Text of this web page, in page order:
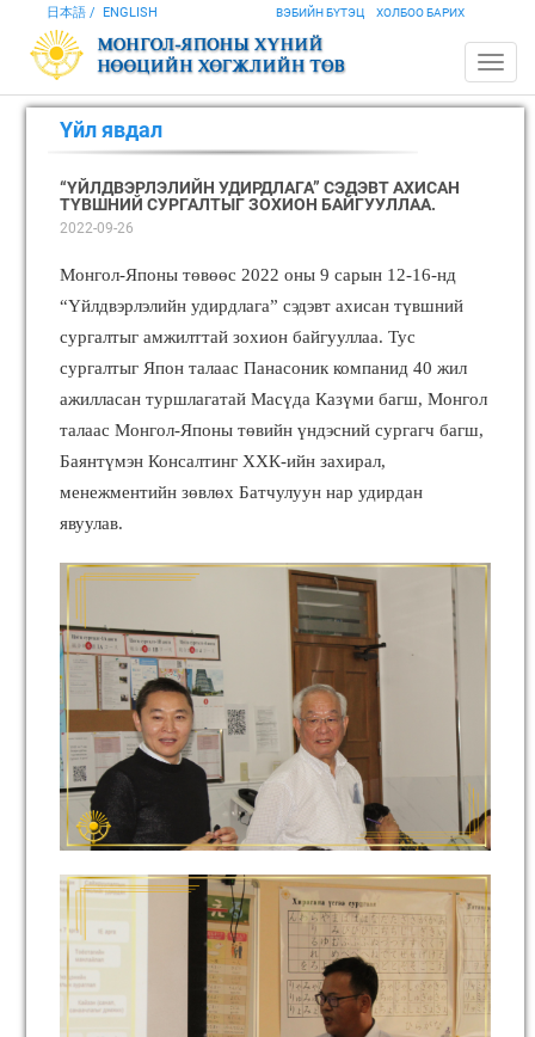
ВЭБИЙН БҮТЭЦ ХОЛБОО БАРИХ
日本語 ENGLISH
Үйл явдал
“ҮЙЛДВЭРЛЭЛИЙН УДИРДЛАГА” СЭДЭВТ АХИСАН
ТҮВШНИЙ СУРГАЛТЫГ ЗОХИОН БАЙГУУЛЛАА.
2022-09-26
Монгол-Японы төвөөс 2022 оны 9 сарын 12-16-нд
“Үйлдвэрлэлийн удирдлага” сэдэвт ахисан түвшний
сургалтыг амжилттай зохион байгууллаа. Тус
сургалтыг Япон талаас Панасоник компанид 40 жил
ажилласан туршлагатай Масүда Казүми багш, Монгол
талаас Монгол-Японы төвийн үндэсний сургагч багш,
Баянтүмэн Консалтинг ХХК-ийн захирал,
менежментийн зөвлөх Батчулуун нар удирдан
явуулав.